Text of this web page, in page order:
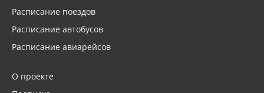
Расписание поездов
Расписание автобусов
Расписание авиарейсов
О проекте